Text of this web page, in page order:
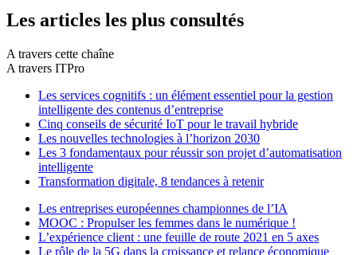
Les articles les plus consultés
A travers cette chaîne
A travers ITPro
Les services cognitifs : un élément essentiel pour la gestion
intelligente des contenus d’entreprise
Cinq conseils de sécurité IoT pour le travail hybride
Les nouvelles technologies à l’horizon 2030
Les 3 fondamentaux pour réussir son projet d’automatisation
intelligente
Transformation digitale, 8 tendances à retenir
Les entreprises européennes championnes de l’IA
MOOC : Propulser les femmes dans le numérique !
L’expérience client : une feuille de route 2021 en 5 axes
Le rôle de la 5G dans la croissance et relance économique